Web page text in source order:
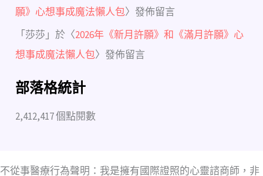
願》心想事成魔法懶人包〉發佈留言
「莎莎 」於〈2026年《新月許願》和《滿月許願》心
想事成魔法懶人包〉發佈留言
部落格統計
2,412,417 個點閱數
不從事醫療行為聲明：我是擁有國際證照的心靈諮商師，非